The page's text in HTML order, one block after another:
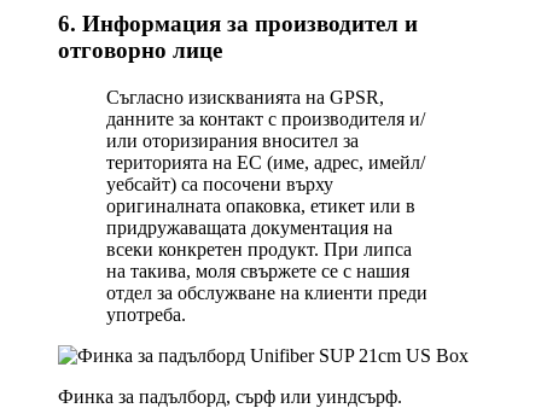
6. Информация за производител и
отговорно лице
Съгласно изискванията на GPSR,
данните за контакт с производителя и/
или оторизирания вносител за
територията на ЕС (име, адрес, имейл/
уебсайт) са посочени върху
оригиналната опаковка, етикет или в
придружаващата документация на
всеки конкретен продукт. При липса
на такива, моля свържете се с нашия
отдел за обслужване на клиенти преди
употреба.
Финка за падълборд, сърф или уиндсърф.